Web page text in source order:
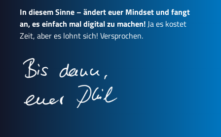
In diesem Sinne – ändert euer Mindset und fangt
an, es einfach mal digital zu machen! Ja es kostet
Zeit, aber es lohnt sich! Versprochen.